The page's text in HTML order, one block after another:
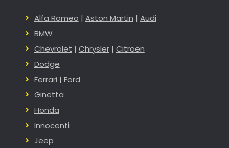
Alfa Romeo | Aston Martin | Audi
BMW
Chevrolet | Chrysler| Citroën
Dodge
Ferrari | Ford
Ginetta
Honda
Innocenti
Jeep